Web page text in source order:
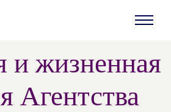
и жизненная
Агентства